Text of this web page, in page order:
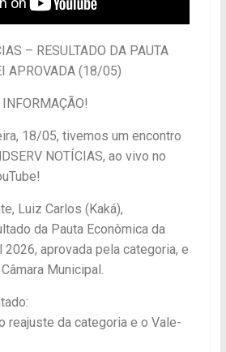
– RESULTADO DA PAUTA
APROVADA (18/05)
18/05, tivemos um encontro
NOTÍCIAS, ao vivo no
Luiz Carlos (Kaká),
da Pauta Econômica da
2026, aprovada pela categoria, e
Municipal.
reajuste da categoria e o Vale-